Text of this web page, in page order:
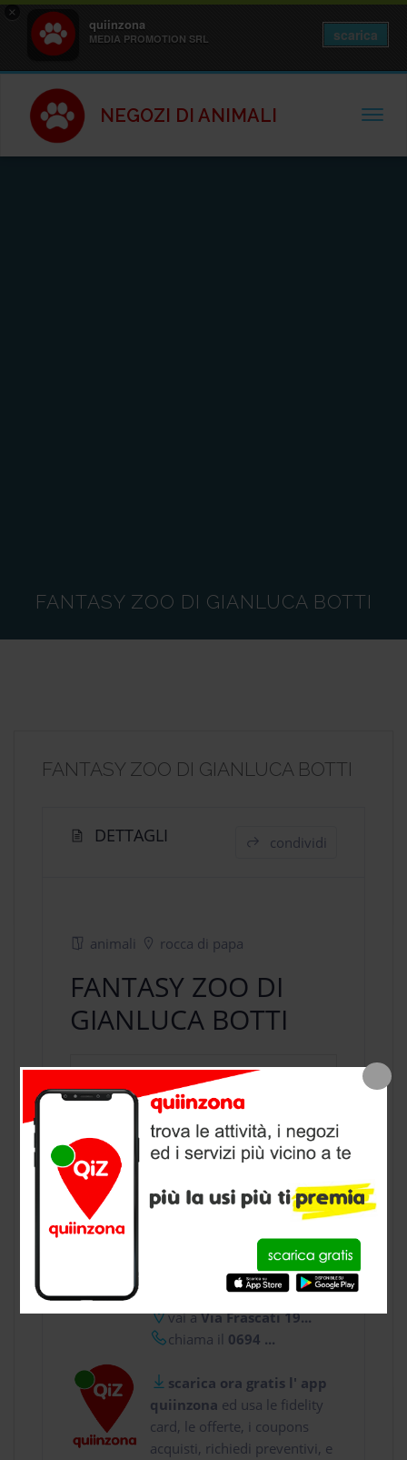
×
quiinzona
MEDIA PROMOTION SRL scarica
NEGOZI DI ANIMALI
FANTASY ZOO DI GIANLUCA BOTTI
FANTASY ZOO DI GIANLUCA BOTTI
DETTAGLI condividi
animali rocca di papa
FANTASY ZOO DI
GIANLUCA BOTTI
a Rocca di Papa,
provincia di Roma
CONTATTI
usa gratis quiinzona e :
vai aVia Frascati 19...
chiama il 0694 ...
scarica ora gratis l' app
quiinzona ed usa le fidelity
card, le offerte, i coupons
acquisti, richiedi preventivi, e